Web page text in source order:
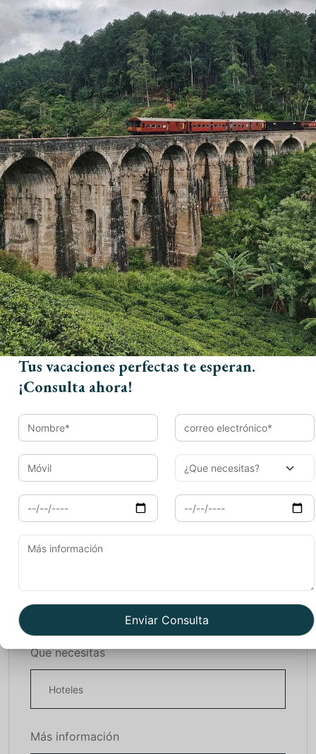
Aqui te dejamos importatne blogs que hemos hecho
para vuestraviaje a la India: y si quieres
vivirconunafamiliade India. Si quieres ver losblogs en
inglesy también lee nuestrosblogs italianos.
Book Now
Nombre*
Email*
Móvil
Llegada
Que necesitas
Más información
Tus vacaciones perfectas te esperan.
¡Consulta ahora!